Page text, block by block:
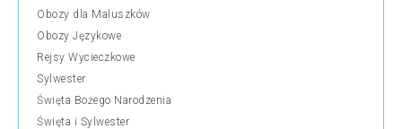
Obozy dla Maluszków
Obozy Językowe
Rejsy Wycieczkowe
Sylwester
Święta Bożego Narodzenia
Święta i Sylwester